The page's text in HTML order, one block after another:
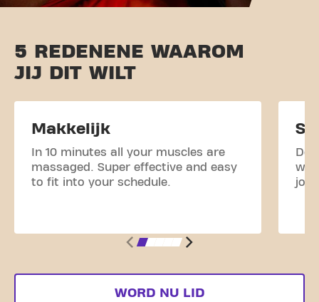
5 REDENENE WAAROM
JIJ DIT WILT
Makkelijk
In 10 minutes all your muscles are
massaged. Super effective and easy
to fit into your schedule.
WORD NU LID